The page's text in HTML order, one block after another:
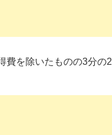
費を除いたものの3分の2